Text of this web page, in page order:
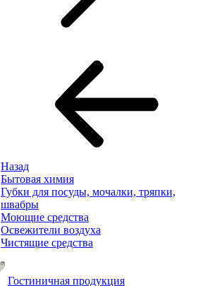
Назад
Бытовая химия
Губки для посуды, мочалки, тряпки,
швабры
Моющие средства
Освежители воздуха
Чистящие средства
Гостиничная продукция